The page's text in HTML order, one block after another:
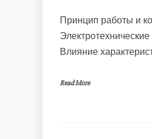
Принцип работы и
Влияние
Read More